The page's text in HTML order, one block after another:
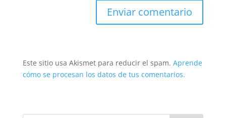
Este sitio usa Akismet para reducir el spam. Aprende
cómo se procesan los datos de tus comentarios.